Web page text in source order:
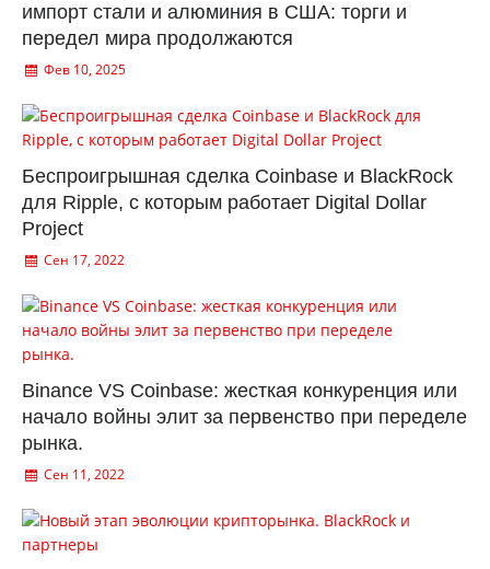
импорт стали и алюминия в США: торги и
передел мира продолжаются
Фев 10, 2025
Беспроигрышная сделка Coinbase и BlackRock
для Ripple, с которым работает Digital Dollar
Project
Сен 17, 2022
Binance VS Coinbase: жесткая конкуренция или
начало войны элит за первенство при переделе
рынка.
Сен 11, 2022